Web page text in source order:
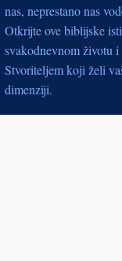
nas, neprestano nas
Otkrijte ove biblijske
svakodnevnom životu i
Stvoriteljem koji želi
dimenziji.